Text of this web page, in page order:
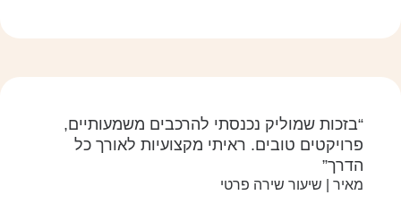
“בזכות שמוליק נכנסתי להרכבים משמעותיים,
פרויקטים טובים. ראיתי מקצועיות לאורך כל
הדרך”
מאיר | שיעור שירה פרטי